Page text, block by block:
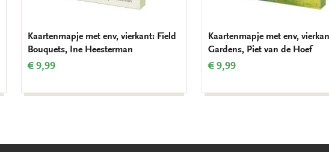
Kaartenmapje met env, vierkant: Field
Bouquets, Ine Heesterman
€ 9,99
Kaartenmapje met env,
Gardens, Piet van de Hoef
€ 9,99